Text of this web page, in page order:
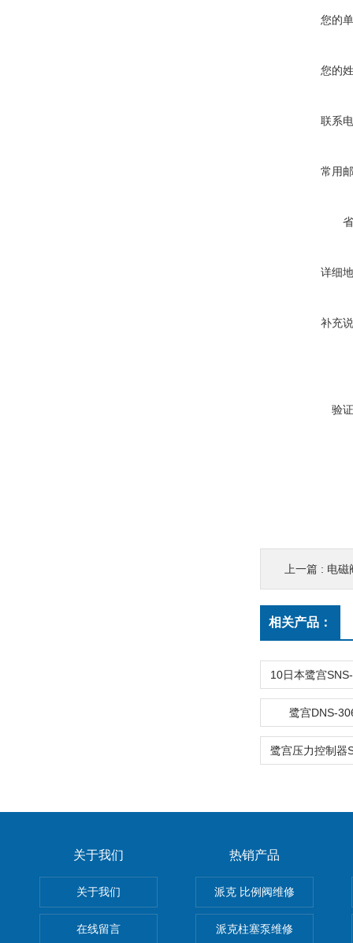
您的
您的
联系
常用
详细
补充
验
上一篇 : 电磁
相关产品：
鹭宫DNS-
关于我们
关于我们
在线留言
热销产品
派克 比例阀维修
派克柱塞泵维修